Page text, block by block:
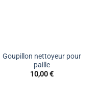
Goupillon nettoyeur pour
paille
10,00€